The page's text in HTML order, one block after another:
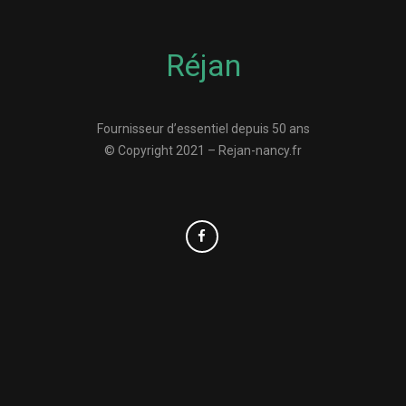
Réjan
Fournisseur d’essentiel depuis 50 ans
© Copyright 2021 – Rejan-nancy.fr